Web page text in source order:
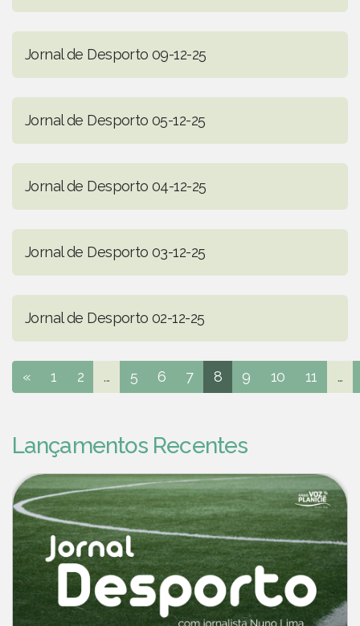
Jornal de Desporto 09-12-25
Jornal de Desporto 05-12-25
Jornal de Desporto 04-12-25
Jornal de Desporto 03-12-25
Jornal de Desporto 02-12-25
« 1 2 ... 5 6 7 8 9 10 11 ...
Lançamentos Recentes